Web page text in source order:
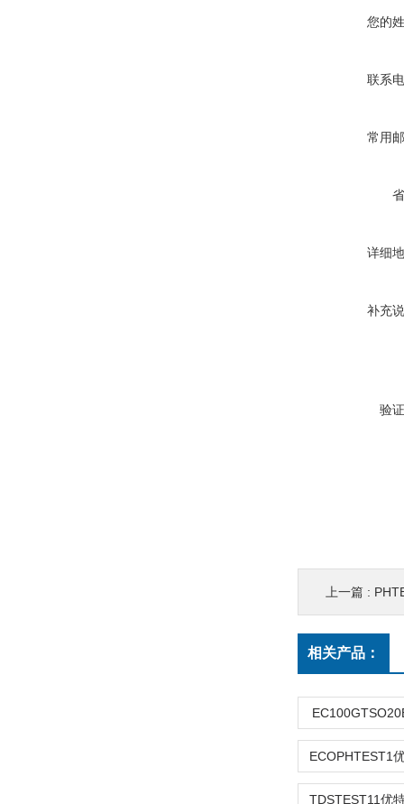
您的
联系
常用
详细
补充
验
上一篇 :
相关产品：